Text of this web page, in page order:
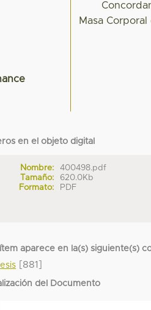
Masa
en el objeto digital
Nombre:
400498.pdf
Tamaño:
620.0Kb
Formato:
PDF
ítem aparece en la(s) siguiente(s)
[881]
del Documento